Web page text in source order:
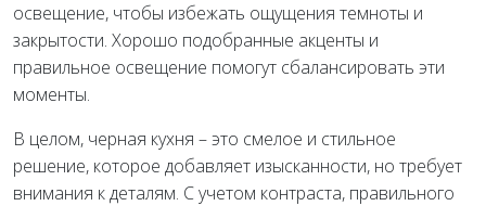
освещение, чтобы избежать ощущения темноты и
закрытости. Хорошо подобранные акценты и
правильное освещение помогут сбалансировать эти
моменты.
В целом, черная кухня – это смелое и стильное
решение, которое добавляет изысканности, но требует
внимания к деталям. С учетом контраста, правильного